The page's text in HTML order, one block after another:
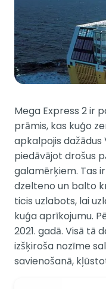
Mega Express 2 ir
prāmis, kas kuģo
apkalpojis dažādus
piedāvājot drošus
galamērķiem. Tas
dzelteno un balto
ticis uzlabots, lai
kuģa aprīkojumu.
2021. gadā. Visā tā
izšķiroša nozīme
savienošanā,